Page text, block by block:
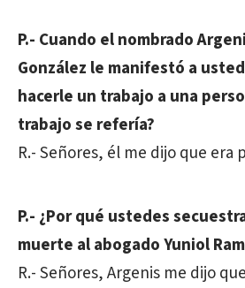
P.- Cuando el nombrado
González le manifestó a
hacerle un trabajo a una
trabajo se refería?
R.- Señores, él me dijo que era
P.- ¿Por qué ustedes
muerte al abogado Yuniol
R.- Señores, Argenis me dijo